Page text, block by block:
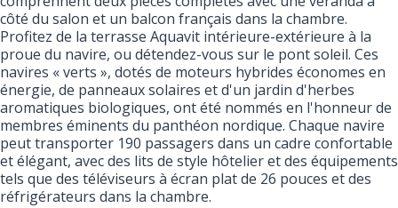
côté du salon et un balcon français dans la chambre.
Profitez de la terrasse Aquavit intérieure-extérieure à la
proue du navire, ou détendez-vous sur le pont soleil. Ces
navires « verts », dotés de moteurs hybrides économes en
énergie, de panneaux solaires et d'un jardin d'herbes
aromatiques biologiques, ont été nommés en l'honneur de
membres éminents du panthéon nordique. Chaque navire
peut transporter 190 passagers dans un cadre confortable
et élégant, avec des lits de style hôtelier et des équipements
tels que des téléviseurs à écran plat de 26 pouces et des
réfrigérateurs dans la chambre.